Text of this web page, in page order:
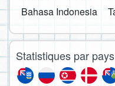
Bahasa Indonesia
Statistiques par